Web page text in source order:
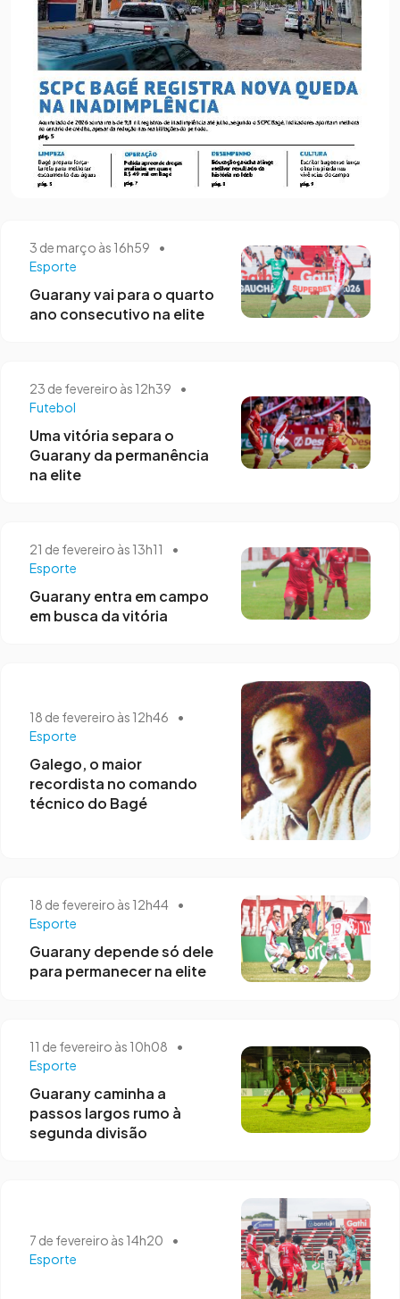
3 de março às 16h59
•
Esporte
Guarany vai para o quarto
ano consecutivo na elite
23 de fevereiro às 12h39
•
Futebol
Uma vitória separa o
Guarany da permanência
na elite
21 de fevereiro às 13h11
•
Esporte
Guarany entra em campo
em busca da vitória
18 de fevereiro às 12h46
•
Esporte
Galego, o maior
recordista no comando
técnico do Bagé
18 de fevereiro às 12h44
•
Esporte
Guarany depende só dele
para permanecer na elite
11 de fevereiro às 10h08
•
Esporte
Guarany caminha a
passos largos rumo à
segunda divisão
7 de fevereiro às 14h20
•
Esporte